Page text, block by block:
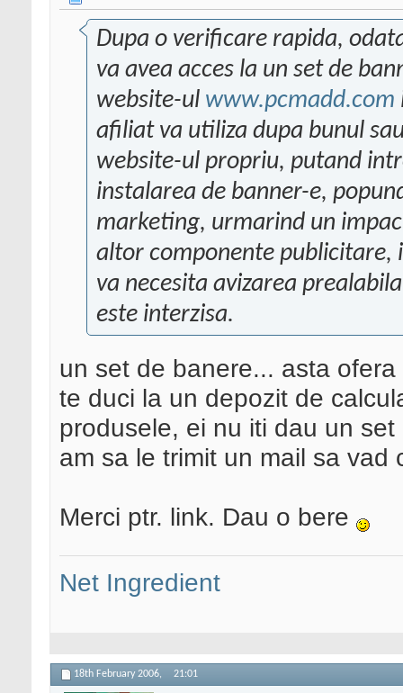
Dupa o verificare rapida,
va avea acces la un set de
website-ul www.pcmadd.com
afiliat va utiliza dupa bunul
website-ul propriu, putand
instalarea de banner-e,
marketing, urmarind un
altor componente publicitare,
va necesita avizarea
este interzisa.
un set de banere... asta
te duci la un depozit de
produsele, ei nu iti dau un
am sa le trimit un mail sa vad
Merci ptr. link. Dau o bere
Net Ingredient
18th February 2006, 21:01